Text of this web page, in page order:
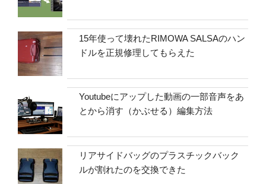
15年使って壊れたRIMOWA SALSAのハン
ドルを正規修理してもらえた
Youtubeにアップした動画の一部音声をあ
とから消す（かぶせる）編集方法
リアサイドバッグのプラスチックバック
ルが割れたのを交換できた